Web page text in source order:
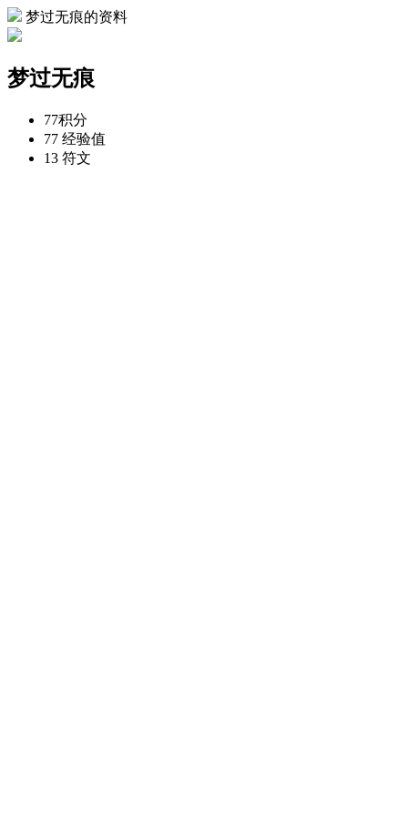
梦过无痕的资料
梦过无痕
77积分
77 经验值
13 符文